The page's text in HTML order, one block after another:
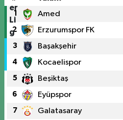
1 Amed
2 Erzurumspor FK
3 Başakşehir
4 Kocaelispor
5 Beşiktaş
6 Eyüpspor
7 Galatasaray